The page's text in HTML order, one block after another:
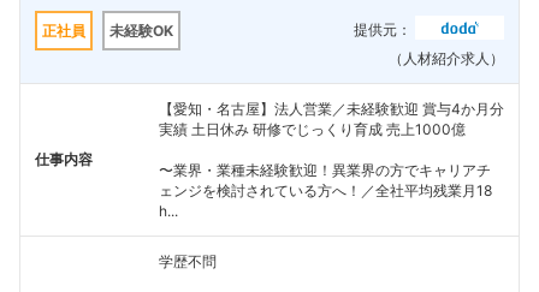
正社員 未経験OK
提供元：
（人材紹介求人）
仕事内容
【愛知・名古屋】法人営業／未経験歓迎 賞与4か月分
実績 土日休み 研修でじっくり育成 売上1000億
〜業界・業種未経験歓迎！異業界の方でキャリアチ
ェンジを検討されている方へ！／全社平均残業月18
h...
学歴不問